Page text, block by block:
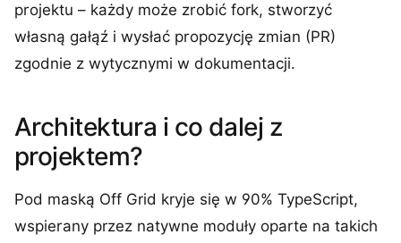
projektu – każdy może zrobić fork, stworzyć
własną gałąź i wysłać propozycję zmian (PR)
zgodnie z wytycznymi w dokumentacji.
Architektura i co dalej z
projektem?
Pod maską Off Grid kryje się w 90% TypeScript,
wspierany przez natywne moduły oparte na takich